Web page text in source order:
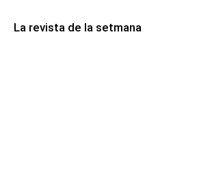
La revista de la setmana